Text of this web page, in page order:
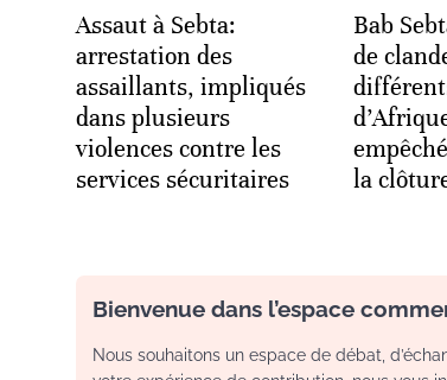
Assaut à Sebta:
arrestation des
assaillants, impliqués
dans plusieurs
violences contre les
services sécuritaires
Bab
de
la
Bienvenue dans l’espace
Nous souhaitons un espace de débat,